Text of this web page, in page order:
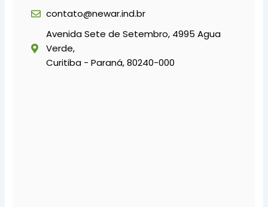
contato@newar.ind.br
Avenida Sete de Setembro, 4995 Agua
Verde,
Curitiba - Paraná, 80240-000